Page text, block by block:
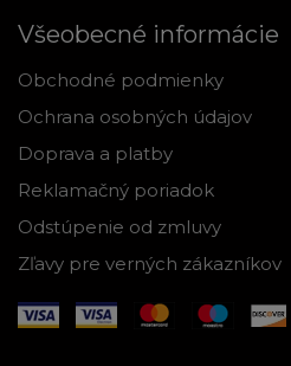
Všeobecné informácie
Obchodné podmienky
Ochrana osobných údajov
Doprava a platby
Reklamačný poriadok
Odstúpenie od zmluvy
Zľavy pre verných zákazníkov